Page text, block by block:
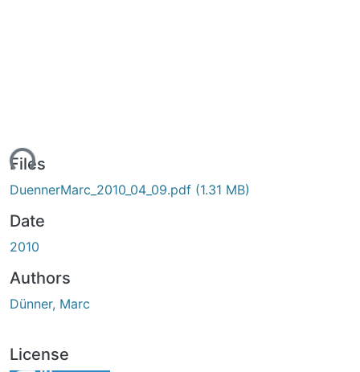
Files
DuennerMarc_2010_04_09.pdf (1.31 MB)
Date
2010
Authors
Dünner, Marc
License